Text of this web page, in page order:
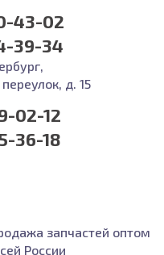
43-02
39-34
д. 15
02-12
36-18
запчастей оптом
России